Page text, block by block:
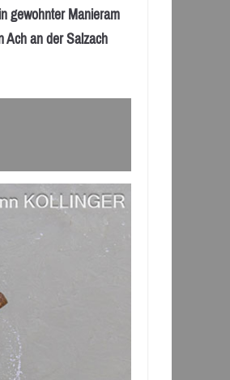
gewohnter Manieram
Ach an der Salzach